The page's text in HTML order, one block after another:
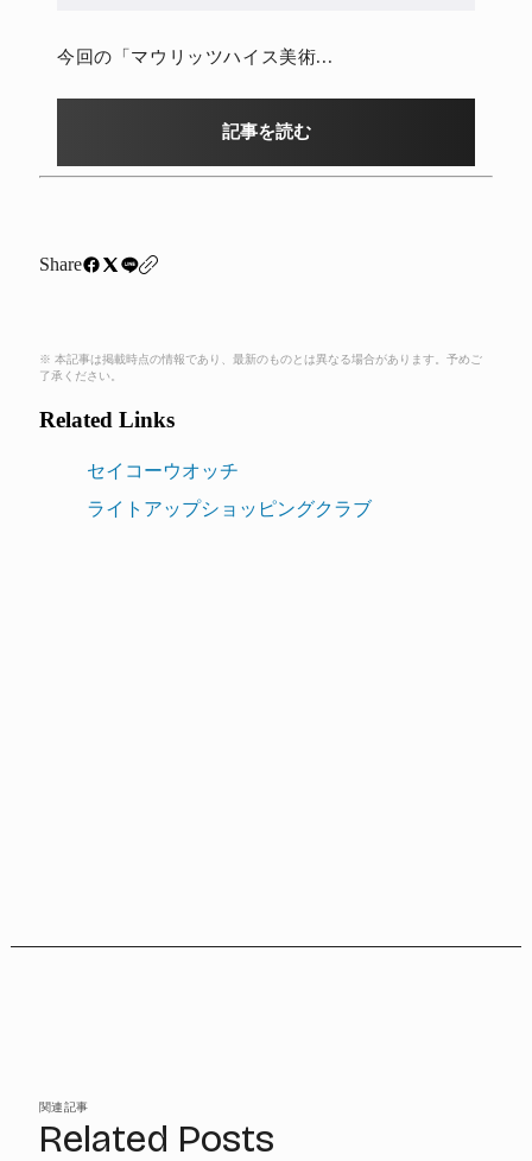
今回の「マウリッツハイス美術...
記事を読む
Share
※ 本記事は掲載時点の情報であり、最新のものとは異なる場合があります。予めご
了承ください。
Related Links
セイコーウオッチ
ライトアップショッピングクラブ
関連記事
Related Posts